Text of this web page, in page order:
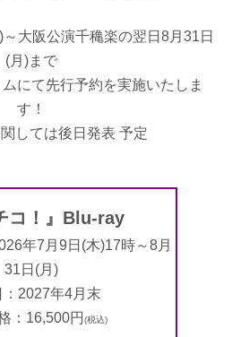
大阪公演千穐楽の翌日8月31日
(月)まで
にて先行予約を実施いたしま
す！
しては後日発表 予定
コ！』Blu-ray
年7月9日(木)17時～8月
31日(月)
：2027年4月末
16,500円(税込)